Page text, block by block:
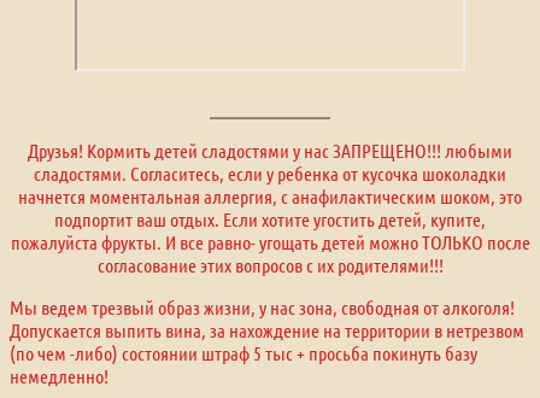
Друзья! Кормить детей сладостями у нас ЗАПРЕЩЕНО!!! любыми
сладостями. Согласитесь, если у ребенка от кусочка шоколадки
начнется моментальная аллергия, с анафилактическим шоком, это
подпортит ваш отдых. Если хотите угостить детей, купите,
пожалуйста фрукты. И все равно- угощать детей можно ТОЛЬКО после
согласование этих вопросов с их родителями!!!
Мы ведем трезвый образ жизни, у нас зона, свободная от алкоголя!
Допускается выпить вина, за нахождение на территории в нетрезвом
(по чем -либо) состоянии штраф 5 тыс + просьба покинуть базу
немедленно!